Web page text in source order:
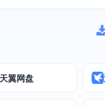
天翼网盘